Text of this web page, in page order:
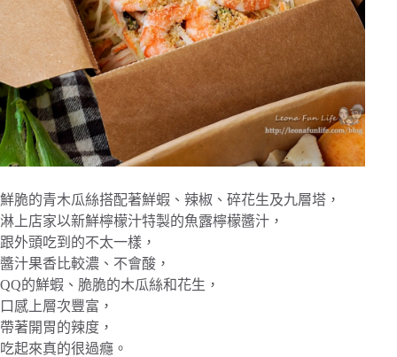
鮮脆的青木瓜絲搭配著鮮蝦、辣椒、碎花生及九層塔，
淋上店家以新鮮檸檬汁特製的魚露檸檬醬汁，
跟外頭吃到的不太一樣，
醬汁果香比較濃、不會酸，
QQ的鮮蝦、脆脆的木瓜絲和花生，
口感上層次豐富，
帶著開胃的辣度，
吃起來真的很過癮。